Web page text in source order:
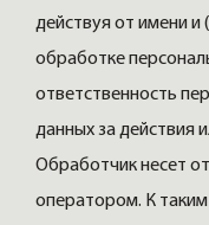
действуя от имени и
обработке
ответственность
данных за действия
Обработчик несет
оператором. К